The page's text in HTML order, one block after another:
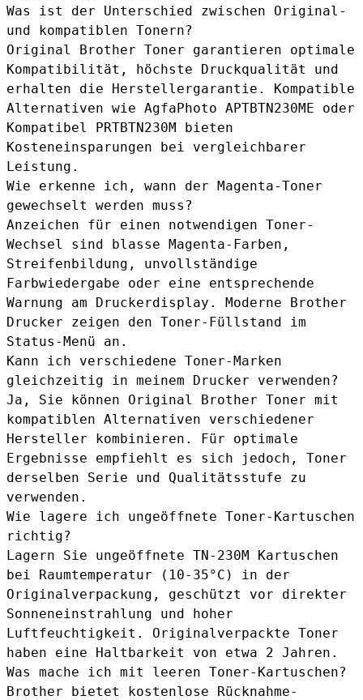
Was ist der Unterschied zwischen Original-
und kompatiblen Tonern?
Original Brother Toner garantieren optimale
Kompatibilität, höchste Druckqualität und
erhalten die Herstellergarantie. Kompatible
Alternativen wie AgfaPhoto APTBTN230ME oder
Kompatibel PRTBTN230M bieten
Kosteneinsparungen bei vergleichbarer
Leistung.
Wie erkenne ich, wann der Magenta-Toner
gewechselt werden muss?
Anzeichen für einen notwendigen Toner-
Wechsel sind blasse Magenta-Farben,
Streifenbildung, unvollständige
Farbwiedergabe oder eine entsprechende
Warnung am Druckerdisplay. Moderne Brother
Drucker zeigen den Toner-Füllstand im
Status-Menü an.
Kann ich verschiedene Toner-Marken
gleichzeitig in meinem Drucker verwenden?
Ja, Sie können Original Brother Toner mit
kompatiblen Alternativen verschiedener
Hersteller kombinieren. Für optimale
Ergebnisse empfiehlt es sich jedoch, Toner
derselben Serie und Qualitätsstufe zu
verwenden.
Wie lagere ich ungeöffnete Toner-Kartuschen
richtig?
Lagern Sie ungeöffnete TN-230M Kartuschen
bei Raumtemperatur (10-35°C) in der
Originalverpackung, geschützt vor direkter
Sonneneinstrahlung und hoher
Luftfeuchtigkeit. Originalverpackte Toner
haben eine Haltbarkeit von etwa 2 Jahren.
Was mache ich mit leeren Toner-Kartuschen?
Brother bietet kostenlose Rücknahme-